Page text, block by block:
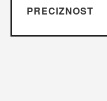
PRECIZNOST